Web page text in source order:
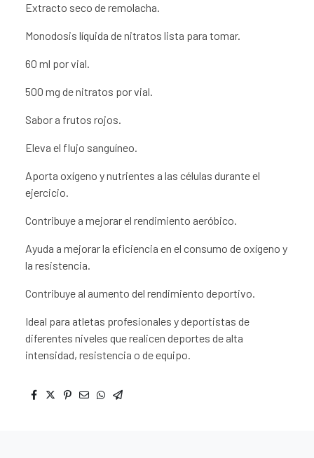
Extracto seco de remolacha.
Monodosis líquida de nitratos lista para tomar.
60 ml por vial.
500 mg de nitratos por vial.
Sabor a frutos rojos.
Eleva el flujo sanguíneo.
Aporta oxígeno y nutrientes a las células durante el
ejercicio.
Contribuye a mejorar el rendimiento aeróbico.
Ayuda a mejorar la eficiencia en el consumo de oxígeno y
la resistencia.
Contribuye al aumento del rendimiento deportivo.
Ideal para atletas profesionales y deportistas de
diferentes niveles que realicen deportes de alta
intensidad, resistencia o de equipo.